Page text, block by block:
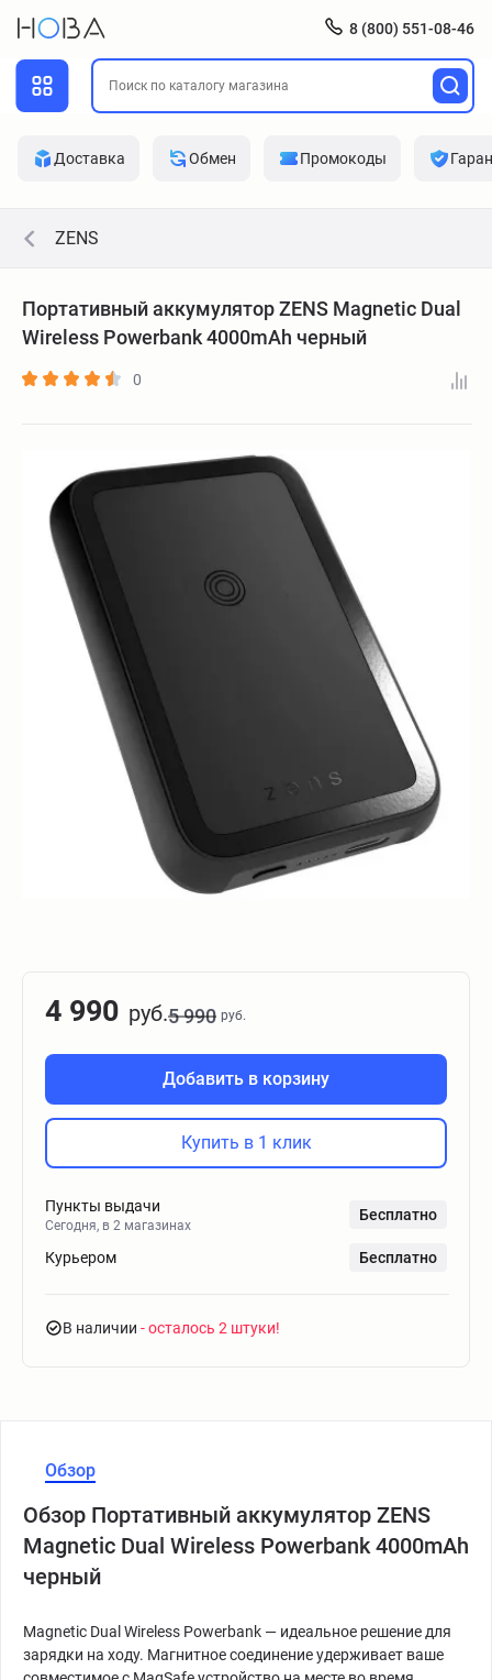
8 (800) 551-08-46
Доставка Обмен Промокоды
ZENS
Портативный аккумулятор ZENS Magnetic Dual
Wireless Powerbank 4000mAh черный
0
4 990 руб.5 990 руб.
Добавить в корзину
Купить в 1 клик
Пункты выдачи
Сегодня, в 2 магазинах
Бесплатно
Курьером Бесплатно
В наличии - осталось 2 штуки
Обзор
Обзор Портативный аккумулятор ZENS
Magnetic Dual Wireless Powerbank 4000mAh
черный
Magnetic Dual Wireless Powerbank — идеальное решение для
зарядки на ходу. Магнитное соединение удерживает ваше